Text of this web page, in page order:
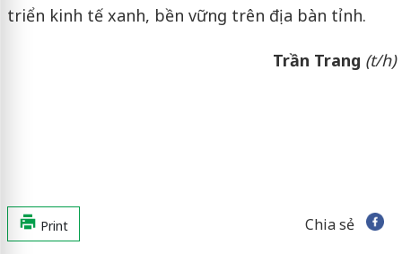
triển kinh tế xanh, bền vững trên địa bàn tỉnh.
Trần Trang (t/h)
Print Chia sẻ